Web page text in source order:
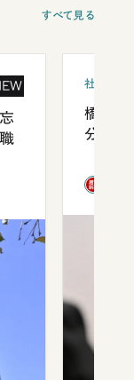
すべて見る
社会
橋本愛
分 佐